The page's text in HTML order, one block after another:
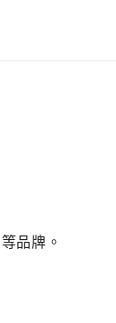
等品牌。